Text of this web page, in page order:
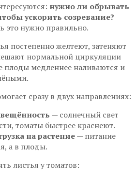
нужно ли обрывать
ускорить созревание?
это нужно правильно.
постепенно желтеют, затеняют
нормальной циркуляции
плоды медленнее наливаются и
сразу в двух направлениях:
— солнечный свет
томаты быстрее краснеют.
на растение— питание
а в плоды.
листья у томатов: